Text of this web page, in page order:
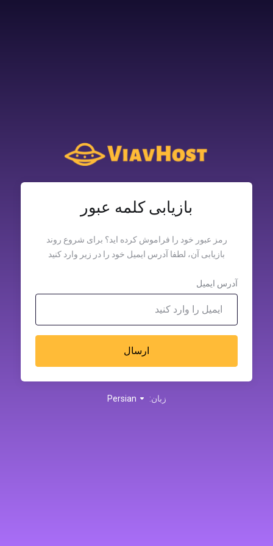
بازیابی کلمه عبور
رمز عبور خود را فراموش کرده اید؟ برای شروع روند
بازیابی آن، لطفا آدرس ایمیل خود را در زیر وارد کنید
آدرس ایمیل
ارسال
زبان: Persian